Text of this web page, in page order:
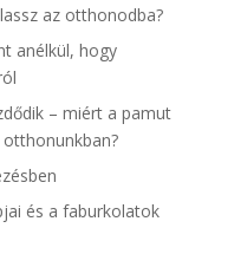
az otthonodba?
anélkül, hogy
– miért a pamut
és a faburkolatok